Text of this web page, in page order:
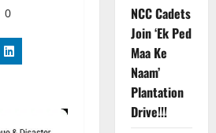
0
NCC Cadets
Join ‘Ek Ped
Maa Ke
Naam’
Plantation
Drive!!!